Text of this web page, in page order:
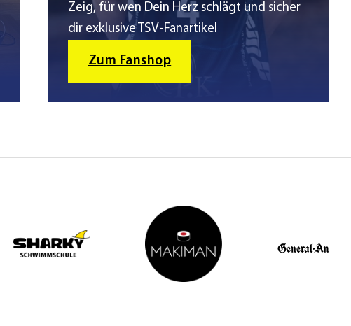
Zeig, für wen Dein Herz schlägt und sicher
dir exklusive TSV-Fanartikel
Zum Fanshop